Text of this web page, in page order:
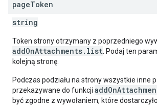
pageToken
string
Token strony otrzymany z poprzedniego
addOnAttachments.list . Podaj ten
kolejną stronę.
Podczas podziału na strony wszystkie inne
przekazywane do funkcji
być zgodne z wywołaniem, które